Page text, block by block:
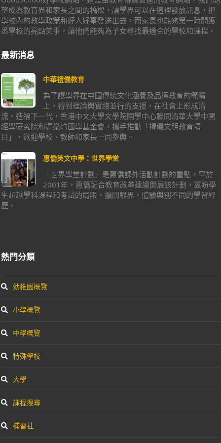
望成為教育界和家長之間的橋樑，讓學界可以在這裡發放訊息，把
學校內的教學政策和好人好事發送出去，而家長也能夠第一時間獲
悉學校的亮點美事，讓他們能夠為子女尋找最適合的學校和課程。
最新消息
中華禮儀教育
為了讓學界在中國傳統文化涵養及品德教育的範疇
上，得到理論與實踐並行的支援，在社會上形成清
流，造福下一代，香港中文大學文學院國學中心聯同清華大學中國
經學研究院和馮燊均國學基金會，攜手推動「禮儀文明教育項
目」，歡迎學校、教師和家長一同參與。
惠僑英文中學：世界學堂
「世界學堂計劃」是惠僑課外活動計劃的重點，早於
2001年，惠僑配合教育改革建議開展該計劃，冀盼學
生超越學科課程和考試的局限，擴闊眼界，體驗與別不同的學習經
歷。
熱門分類
幼稚園概覽
小學概覽
中學概覽
特殊學校
大學
課程搜尋
補習社